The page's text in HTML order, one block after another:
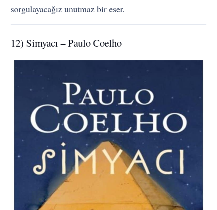
sorgulayacağız unutmaz bir eser.
12) Simyacı – Paulo Coelho